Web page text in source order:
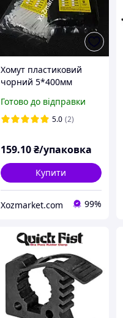
Хомут пластиковий
чорний 5*400мм
OPTIMA , Україна
Готово до відправки
5.0 (2)
159.10 ₴/упаковка
Купити
Xozmarket.com 99%